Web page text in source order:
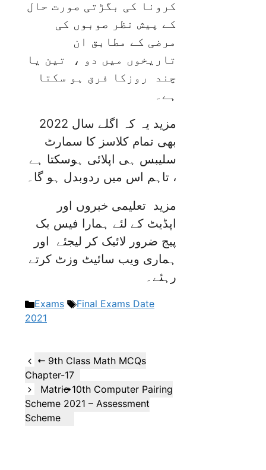
کرونا کی بگڑتی صورت حال
کے پیش نظر صوبوں کی
مرضی کے مطابق ان
تاریخوں میں دو ، تین یا
چند روزکا فرق ہو سکتا
ہے۔
مزید یہ کہ اگلے سال 2022
بھی تمام کلاسز کا سمارٹ
سلیبس ہی اپلائی ہوسکتا ہے
، تاہم اس میں ردوبدل ہو گا۔
مزید تعلیمی خبروں اور
اپڈیٹ کے لئے ہمارا فیس بک
پیج ضرور لائیک کر لیجئے اور
ہماری ویب سائیٹ وزٹ کرتے
رہئے۔
Categories
Exams Tags
Final Exams Date
2021
9th Class Math MCQs
Chapter-17
Matric 10th Computer Pairing
Scheme 2021 – Assessment
Scheme